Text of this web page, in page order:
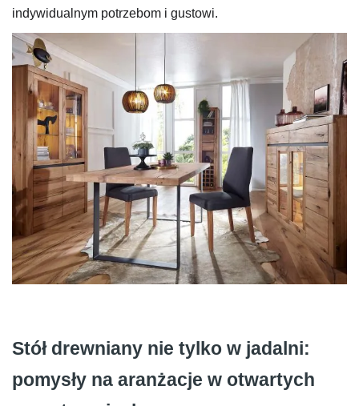
indywidualnym potrzebom i gustowi.
Stół drewniany nie tylko w jadalni:
pomysły na aranżacje w otwartych